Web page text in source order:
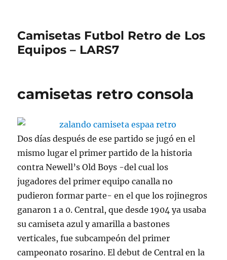
Camisetas Futbol Retro de Los
Equipos – LARS7
camisetas retro consola
Dos días después de ese partido se jugó en el
mismo lugar el primer partido de la historia
contra Newell’s Old Boys -del cual los
jugadores del primer equipo canalla no
pudieron formar parte- en el que los rojinegros
ganaron 1 a 0. Central, que desde 1904 ya usaba
su camiseta azul y amarilla a bastones
verticales, fue subcampeón del primer
campeonato rosarino. El debut de Central en la